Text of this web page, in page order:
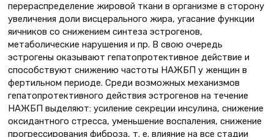
перераспределение жировой ткани в организме в сторону
увеличения доли висцерального жира, угасание функции
яичников со снижением синтеза эстрогенов,
метаболические нарушения и пр. В свою очередь
эстрогены оказывают гепатопротективное действие и
способствуют снижению частоты НАЖБП у женщин в
фертильном периоде. Среди возможных механизмов
гепатопротективного действия эстрогенов на течение
НАЖБП выделяют: усиление секреции инсулина, снижение
оксидантного стресса, уменьшение воспаления, снижение
прогрессирования фиброза, т. е. влияние на все стадии